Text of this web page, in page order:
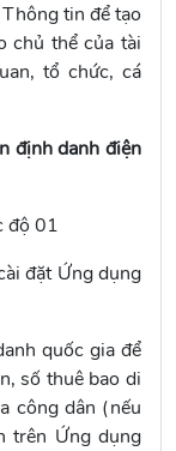
tin để tạo
chủ thể của tài
tổ chức, cá
định danh điện
độ 01
đặt Ứng dụng
quốc gia để
số thuê bao di
công dân (nếu
trên Ứng dụng